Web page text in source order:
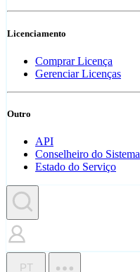
Licenciamento
Comprar Licença
Gerenciar Licenças
Outro
API
Conselheiro do Sistema
Estado do Serviço
PT